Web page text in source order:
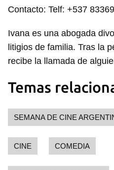
Contacto: Telf: +537
Ivana es una abogada
litigios de familia. Tras la
recibe la llamada de
Temas
SEMANA DE CINE
CINE COMEDIA